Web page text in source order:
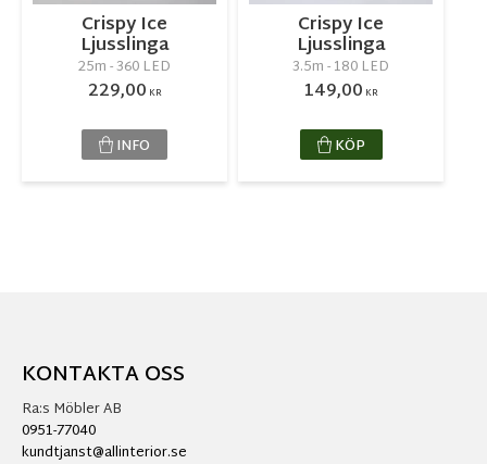
Crispy Ice
Ljusslinga
25m - 360 LED
229,00 KR
INFO
Crispy Ice
Ljusslinga
3.5m - 180 LED
149,00 KR
KÖP
KONTAKTA OSS
Ra:s Möbler AB
0951-77040
kundtjanst@allinterior.se